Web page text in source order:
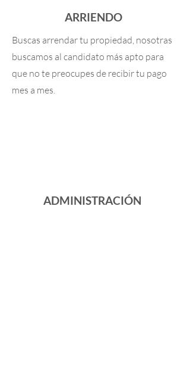
ARRIENDO
Buscas arrendar tu propiedad, nosotras
buscamos al candidato más apto para
que no te preocupes de recibir tu pago
mes a mes.
ADMINISTRACIÓN